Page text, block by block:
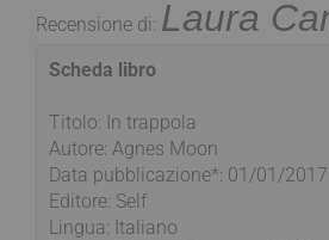
Recensione di: Laura
Scheda libro
Titolo: In trappola
Autore: Agnes Moon
Data pubblicazione*: 01/01/2017
Editore: Self
Lingua: Italiano